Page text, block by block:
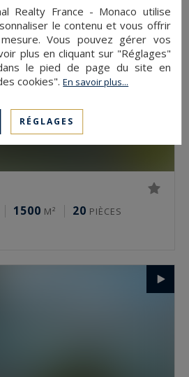
1500 M² 20 PIÈCES
Realty France - Monaco utilise
le contenu et vous offrir
Vous pouvez gérer vos
plus en cliquant sur "Réglages"
le pied de page du site en
cookies".En savoir plus...
RÉGLAGES